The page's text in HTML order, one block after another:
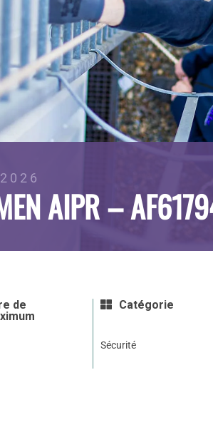
AIPR –
de
Catégorie
Sécurité